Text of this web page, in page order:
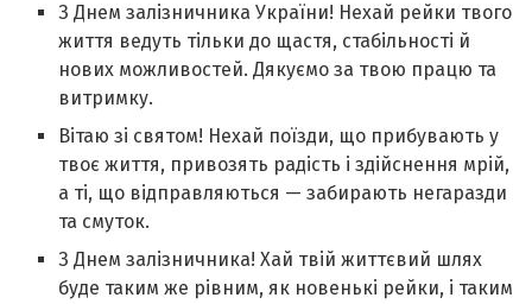
З Днем залізничника України! Нехай рейки твого
життя ведуть тільки до щастя, стабільності й
нових можливостей. Дякуємо за твою працю та
витримку.
Вітаю зі святом! Нехай поїзди, що прибувають у
твоє життя, привозять радість і здійснення мрій,
а ті, що відправляються — забирають негаразди
та смуток.
З Днем залізничника! Хай твій життєвий шлях
буде таким же рівним, як новенькі рейки, і таким